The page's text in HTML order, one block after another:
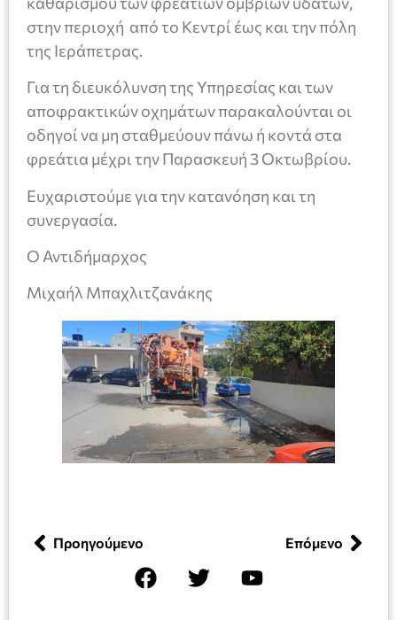
στην περιοχή από το Κεντρί έως και την πόλη
της Ιεράπετρας.
Για τη διευκόλυνση της Υπηρεσίας και των
αποφρακτικών οχημάτων παρακαλούνται οι
οδηγοί να μη σταθμεύουν πάνω ή κοντά στα
φρεάτια μέχρι την Παρασκευή 3 Οκτωβρίου.
Ευχαριστούμε για την κατανόηση και τη
συνεργασία.
Ο Αντιδήμαρχος
Μιχαήλ Μπαχλιτζανάκης
Προηγούμενο Επόμενο